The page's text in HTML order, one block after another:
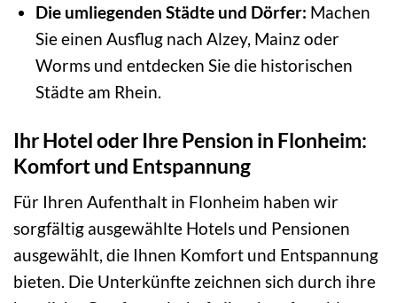
Die umliegenden Städte und Dörfer: Machen
Sie einen Ausflug nach Alzey, Mainz oder
Worms und entdecken Sie die historischen
Städte am Rhein.
Ihr Hotel oder Ihre Pension in Flonheim:
Komfort und Entspannung
Für Ihren Aufenthalt in Flonheim haben wir
sorgfältig ausgewählte Hotels und Pensionen
ausgewählt, die Ihnen Komfort und Entspannung
bieten. Die Unterkünfte zeichnen sich durch ihre